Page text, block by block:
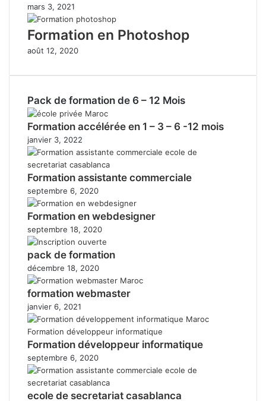
mars 3, 2021
Formation en Photoshop
août 12, 2020
Pack de formation de 6 – 12 Mois
Formation accélérée en 1 – 3 – 6 -12 mois
janvier 3, 2022
Formation assistante commerciale
septembre 6, 2020
Formation en webdesigner
septembre 18, 2020
pack de formation
décembre 18, 2020
formation webmaster
janvier 6, 2021
Formation développeur informatique
septembre 6, 2020
ecole de secretariat casablanca